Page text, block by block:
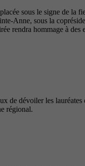
sous le signe de la
Anne, sous la
rendra hommage à des
de dévoiler les
régional.